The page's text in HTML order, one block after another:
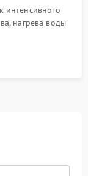
интенсивного
нагрева воды
шумов,
в поддоне.